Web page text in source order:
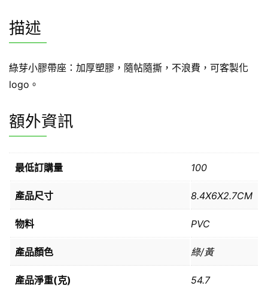
描述
綠芽小膠帶座：加厚塑膠，隨帖隨撕，不浪費，可客製化
logo。
額外資訊
最低訂購量 100
產品尺寸 8.4X6X2.7CM
物料 PVC
產品顏色 綠/黃
產品淨重(克) 54.7